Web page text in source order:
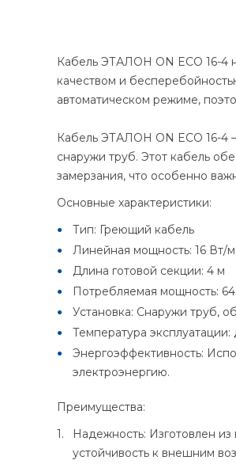
Кабель ЭТАЛОН ON ECO 16-4
качеством и
автоматическом режиме,
Кабель ЭТАЛОН ON ECO 16-4
снаружи труб. Этот кабель
замерзания, что особенно
Основные характеристики:
Тип: Греющий кабель
Линейная мощность: 16 Вт/м
Длина готовой секции: 4 м
Потребляемая мощность:
Установка: Снаружи труб,
Температура эксплуатации:
Энергоэффективность:
электроэнергию.
Преимущества:
Надежность: Изготовлен из
устойчивость к внешним